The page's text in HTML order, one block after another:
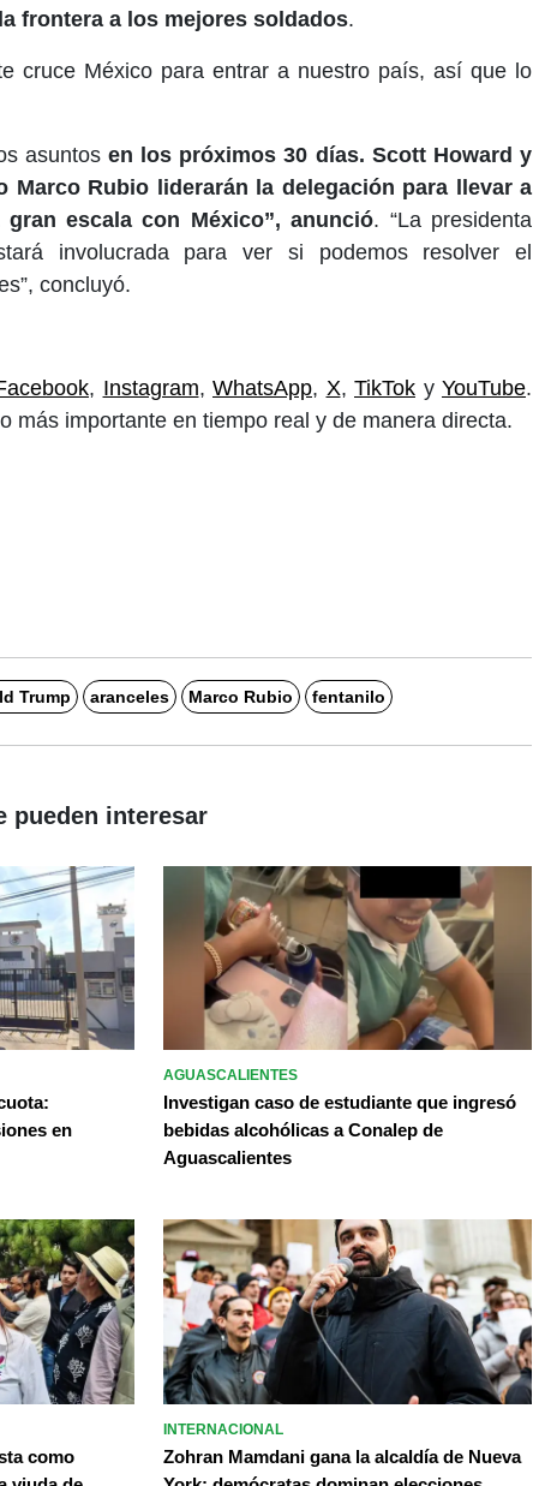
frontera a los mejores soldados.
cruce México para entrar a nuestro país, así que lo
asuntosen los próximos 30 días. Scott Howard y
Marco Rubio liderarán la delegación para llevar a
escala con México”, anunció. “La presidenta
involucrada para ver si podemos resolver el
concluyó.
, Instagram, WhatsApp, X, TikTok y YouTube.
más importante en tiempo real y de manera directa.
Trump aranceles Marco Rubio fentanilo
pueden interesar
en
AGUASCALIENTES
Investigan caso de estudiante que ingresó
bebidas alcohólicas a Conalep de
Aguascalientes
como
INTERNACIONAL
Zohran Mamdani gana la alcaldía de Nueva